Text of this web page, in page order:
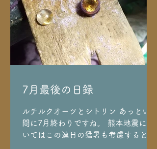
7月最後の日録
ルチルクオーツとシトリン あっという
間に7月終わりですね。 熊本地震にお
いてはこの連日の猛暑も考慮すると何